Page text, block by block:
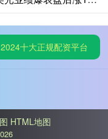
2024十大正规配资平台
HTML地图